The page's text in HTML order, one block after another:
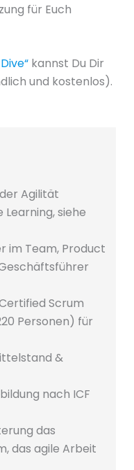
für Euch
kannst Du Dir
und kostenlos).
Agilität
Learning, siehe
im Team, Product
Scrum
Personen) für
&
nach ICF
das
das agile Arbeit